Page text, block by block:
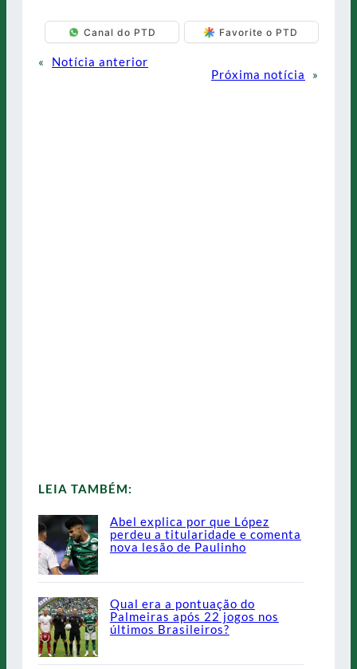
Canal do PTD Favorite o PTD
«
Notícia anterior
Próxima notícia
»
LEIA TAMBÉM:
Abel explica por que López
perdeu a titularidade e comenta
nova lesão de Paulinho
Qual era a pontuação do
Palmeiras após 22 jogos nos
últimos Brasileiros?